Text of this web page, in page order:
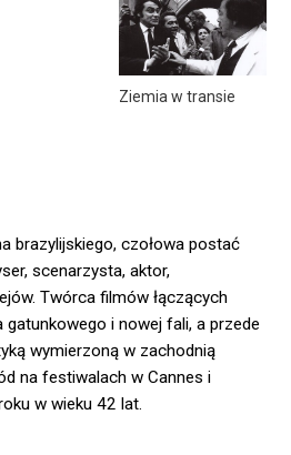
Ziemia w transie
brazylijskiego, czołowa postać
scenarzysta, aktor,
Twórca filmów łączących
gatunkowego i nowej fali, a przede
wymierzoną w zachodnią
na festiwalach w Cannes i
w wieku 42 lat.